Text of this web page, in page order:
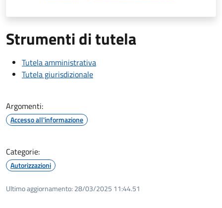
Strumenti di tutela
Tutela amministrativa
Tutela giurisdizionale
Argomenti:
Accesso all'informazione
Categorie:
Autorizzazioni
Ultimo aggiornamento: 28/03/2025 11:44.51